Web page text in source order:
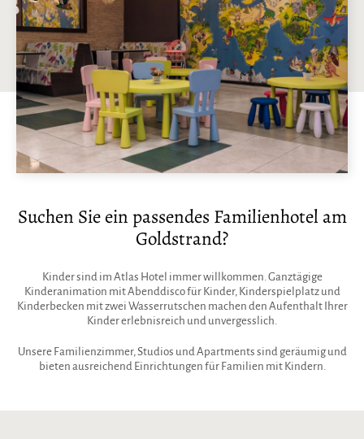
Suchen Sie ein passendes Familienhotel am
Goldstrand?
Kinder sind im Atlas Hotel immer willkommen. Ganztägige
Kinderanimation mit Abenddisco für Kinder, Kinderspielplatz und
Kinderbecken mit zwei Wasserrutschen machen den Aufenthalt Ihrer
Kinder erlebnisreich und unvergesslich.
Unsere Familienzimmer, Studios und Apartments sind geräumig und
bieten ausreichend Einrichtungen für Familien mit Kindern.